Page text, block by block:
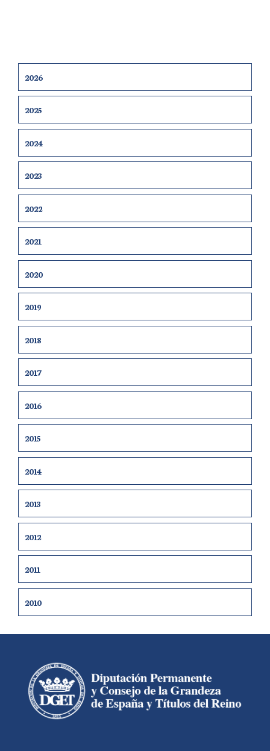
2026
2025
2024
2023
2022
2021
2020
2019
2018
2017
2016
2015
2014
2013
2012
2011
2010